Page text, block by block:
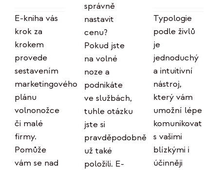
5.00z 5
E-kniha vás
krok za
krokem
provede
sestavením
marketingového
plánu
volnonožce
či malé
firmy.
Pomůže
vám se nad
správně
nastavit
cenu?
Pokud jste
na volné
noze a
podnikáte
ve službách,
tuhle otázku
jste si
pravděpodobně
už také
položili. E-
5.00 z 5
Typologie
podle živlů
je
jednoduchý
a intuitivní
nástroj,
který vám
umožní lépe
komunikovat
s vašimi
blízkými i
účinněji